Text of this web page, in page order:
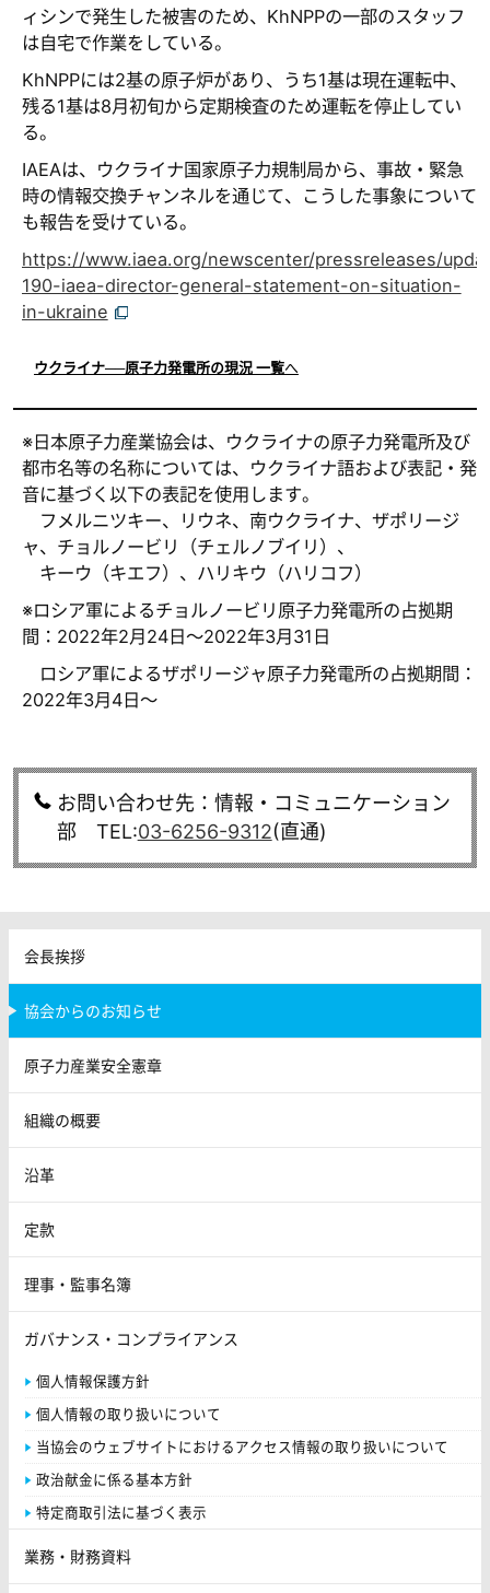
ィシンで発生した被害のため、KhNPPの一部のスタッフ
は自宅で作業をしている。
KhNPPには2基の原子炉があり、うち1基は現在運転中、
残る1基は8月初旬から定期検査のため運転を停止してい
る。
IAEAは、ウクライナ国家原子力規制局から、事故・緊急
時の情報交換チャンネルを通じて、こうした事象について
も報告を受けている。
https://www.iaea.org/newscenter/pressreleases/
190-iaea-director-general-statement-on-situation-
in-ukraine
ウクライナ──原子力発電所の現況 一覧へ
※日本原子力産業協会は、ウクライナの原子力発電所及び
都市名等の名称については、ウクライナ語および表記・発
音に基づく以下の表記を使用します。
フメルニツキー、リウネ、南ウクライナ、ザポリージ
ャ、チョルノービリ（チェルノブイリ）、
キーウ（キエフ）、ハリキウ（ハリコフ）
※ロシア軍によるチョルノービリ原子力発電所の占拠期
間：2022年2月24日～2022年3月31日
ロシア軍によるザポリージャ原子力発電所の占拠期間：
2022年3月4日～
お問い合わせ先：情報・コミュニケーション
部 TEL:03-6256-9312(直通)
会長挨拶
協会からのお知らせ
原子力産業安全憲章
組織の概要
沿革
定款
理事・監事名簿
ガバナンス・コンプライアンス
個人情報保護方針
個人情報の取り扱いについて
当協会のウェブサイトにおけるアクセス情報の取り扱いについて
政治献金に係る基本方針
特定商取引法に基づく表示
業務・財務資料